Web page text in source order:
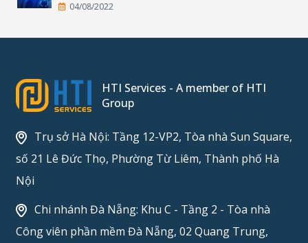
04/08/2022
HTI Services - A member of HTI
Group
Trụ sở Hà Nội: Tầng 12-VP2, Tòa nhà Sun Square,
số 21 Lê Đức Thọ, Phường Từ Liêm, Thành phố Hà
Nội
Chi nhánh Đà Nẵng: Khu C - Tầng 2 - Tòa nhà
Công viên phần mềm Đà Nẵng, 02 Quang Trung,